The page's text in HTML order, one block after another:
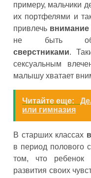
примеру, мальчики
их портфелями и
привлечь внимание
не быть
сверстниками.
сексуальным
малышу хватает
Читайте еще:
или гимназия
В старших классах
в период полового
том, что
развития своих